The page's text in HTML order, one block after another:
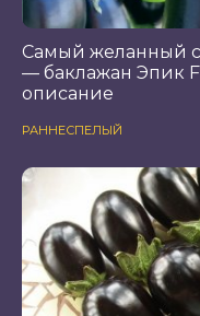
Самый желанный
— баклажан Эпик
описание
РАННЕСПЕЛЫЙ